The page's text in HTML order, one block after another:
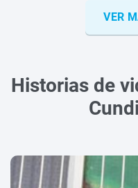
VER
Historias de